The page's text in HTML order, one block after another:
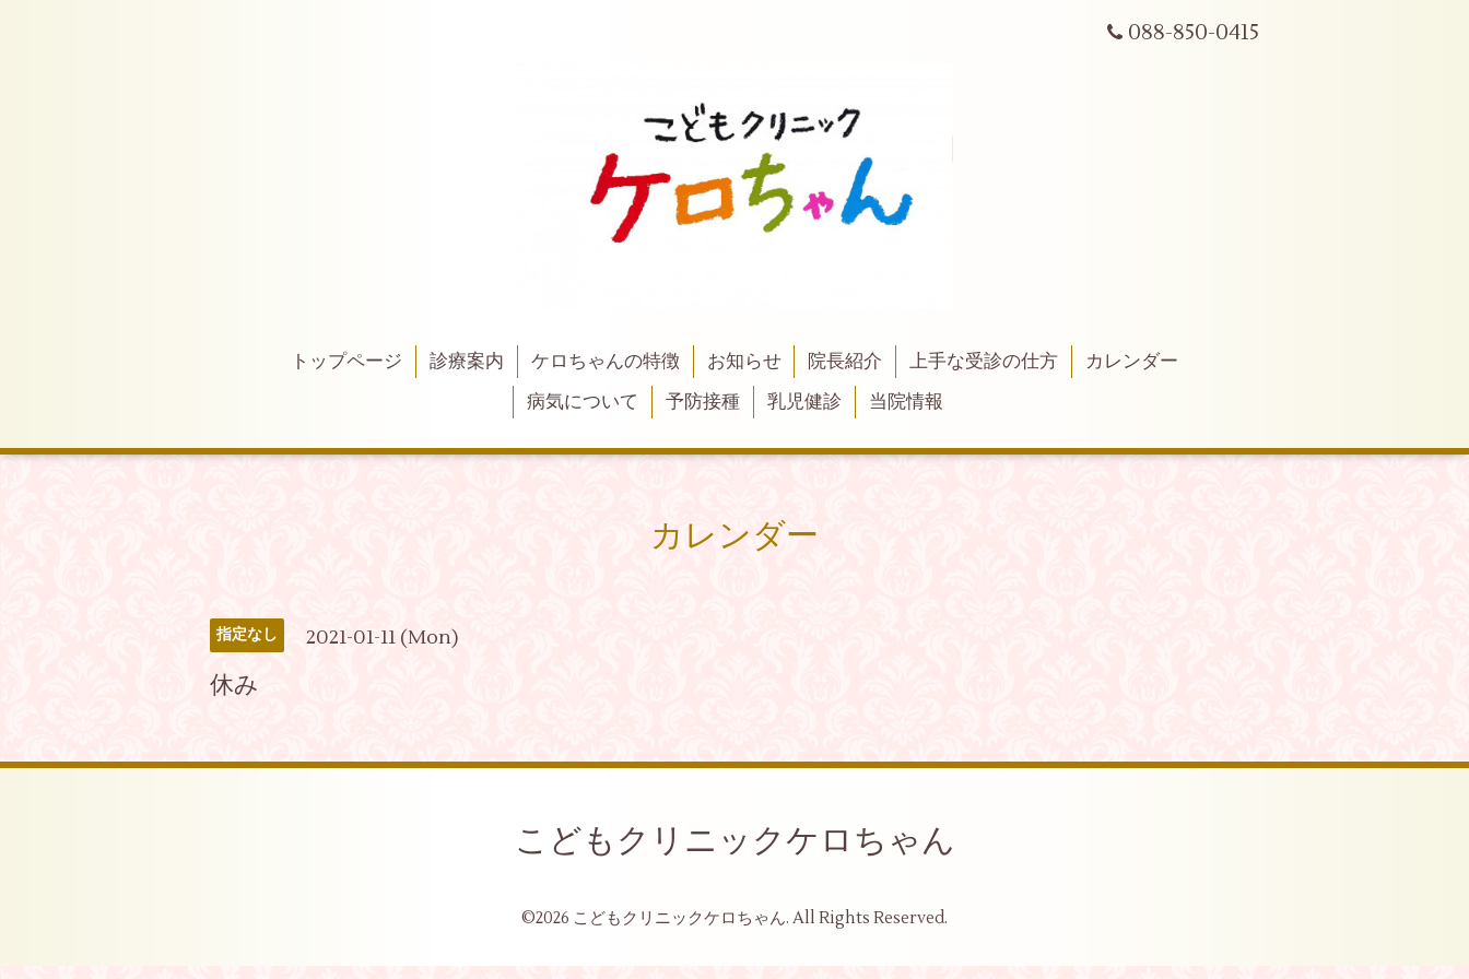
088-850-0415
トップページ 診療案内 ケロちゃんの特徴 お知らせ 院長紹介 上手な受診の仕方
カレンダー
病気について
予防接種 乳児健診 当院情報
カレンダー
指定なし 2021-01-11 (Mon)
休み
こどもクリニックケロちゃん
©2026 こどもクリニックケロちゃん. All Rights Reserved.